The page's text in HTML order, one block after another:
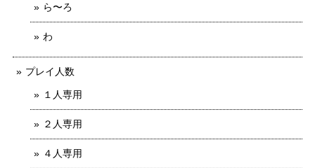
ら〜ろ
わ
プレイ人数
１人専用
２人専用
４人専用